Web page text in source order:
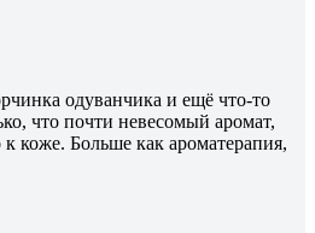
одуванчика и ещё что-то
что почти невесомый аромат,
к коже. Больше как ароматерапия,